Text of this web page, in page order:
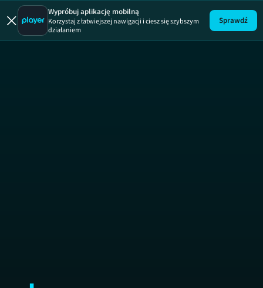
Wypróbuj aplikację mobilną
Korzystaj z łatwiejszej nawigacji i ciesz się szybszym
działaniem
Sprawdź